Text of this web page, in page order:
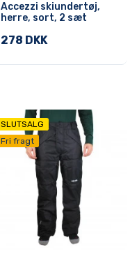
Accezzi skiundertøj,
herre, sort, 2 sæt
278 DKK
SLUTSALG
Fri fragt